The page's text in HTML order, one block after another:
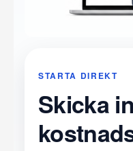
STARTA DIREKT
Skicka